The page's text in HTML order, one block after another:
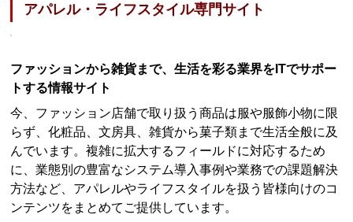
アパレル・ライフスタイル専門サイト
ファッションから雑貨まで、生活を彩る業界をITでサポー
トする情報サイト
今、ファッション店舗で取り扱う商品は服や服飾小物に限
らず、化粧品、文房具、雑貨から菓子類まで生活全般に及
んでいます。複雑に拡大するフィールドに対応するため
に、業態別の豊富なシステム導入事例や業務での課題解決
方法など、アパレルやライフスタイルを扱う皆様向けのコ
ンテンツをまとめてご提供しています。